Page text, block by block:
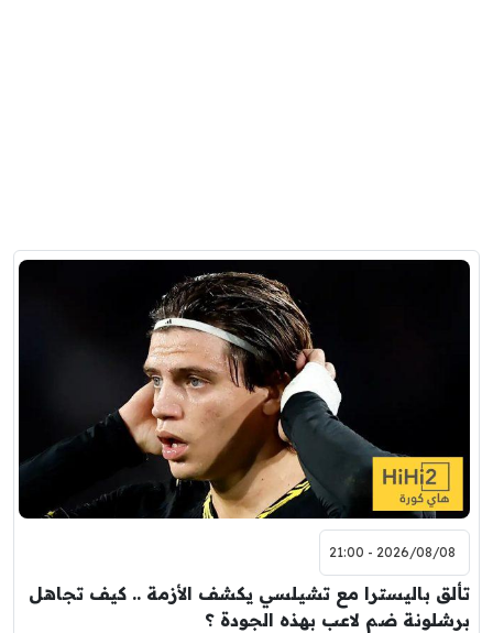
2026/08/08 - 21:00
تألق باليسترا مع تشيلسي يكشف الأزمة .. كيف تجاهل
برشلونة ضم لاعب بهذه الجودة ؟